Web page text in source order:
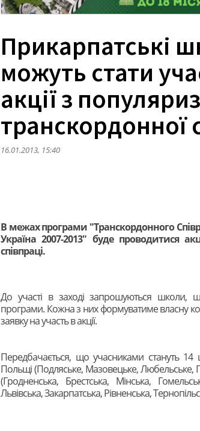
Прикарпатські
можуть стати
акції з
транскордонної
16.01.2013, 15:40
В межах програми "Транскордонного
Україна 2007-2013" буде проводитися
співпраці.
До участі в заході запрошуються школи,
програми. Кожна з них формуватиме власну
заявку на участь в акції.
Передбачається, що учасниками стануть
Польщі (Подляське, Мазовецьке, Любельське,
(Гродненська, Брестська, Мінська,
Львівська, Закарпатська, Рівненська,